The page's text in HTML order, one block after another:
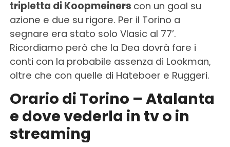
tripletta di Koopmeiners con un goal su
azione e due su rigore. Per il Torino a
segnare era stato solo Vlasic al 77’.
Ricordiamo però che la Dea dovrà fare i
conti con la probabile assenza di Lookman,
oltre che con quelle di Hateboer e Ruggeri.
Orario di Torino – Atalanta
e dove vederla in tv o in
streaming